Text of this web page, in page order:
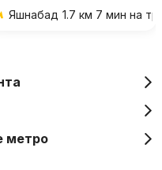
Яшнабад 1.7 км 7 мин на
метро